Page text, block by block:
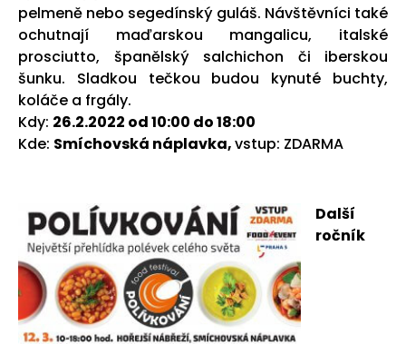
pelmeně nebo segedínský guláš. Návštěvníci také
ochutnají maďarskou mangalicu, italské
prosciutto, španělský salchichon či iberskou
šunku. Sladkou tečkou budou kynuté buchty,
koláče a frgály.
Kdy: 26.2.2022 od 10:00 do 18:00
Kde: Smíchovská náplavka,vstup: ZDARMA
Další
ročník